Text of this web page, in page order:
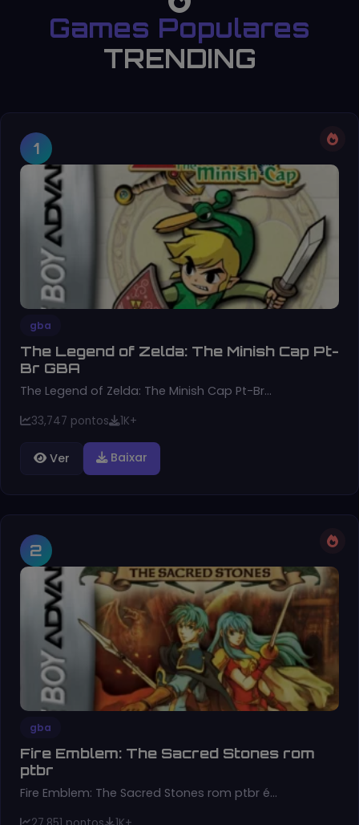
Games Populares
TRENDING
1
gba
The Legend of Zelda: The Minish Cap Pt-
Br GBA
The Legend of Zelda: The Minish Cap Pt-Br…
33,747 pontos 1K+
Ver Baixar
2
gba
Fire Emblem: The Sacred Stones rom
ptbr
Fire Emblem: The Sacred Stones rom ptbr é…